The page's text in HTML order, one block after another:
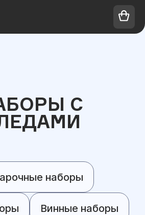
С
наборы
Винные наборы